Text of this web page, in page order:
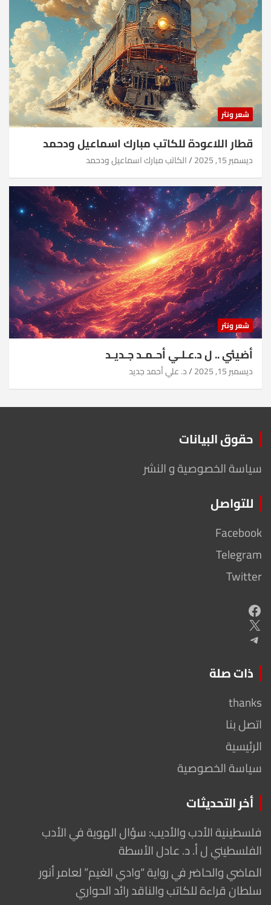
شعر ونثر
قطار اللاعودة للكاتب مبارك اسماعيل ودحمد
ديسمبر 15, 2025 الكاتب مبارك اسماعيل ودحمد
شعر ونثر
أضيئي .. ل د.عـلـي أحـمـد جـديـد
ديسمبر 15, 2025 د. علي أحمد جديد
حقوق البيانات
سياسة الخصوصية و النشر
للتواصل
Facebook
Telegram
Twitter
Facebook
X
Telegram
ذات صلة
thanks
اتصل بنا
الرئيسية
سياسة الخصوصية
أخر التحديثات
فلسطينية الأدب والأديب: سؤال الهوية في الأدب
الفلسطيني ل أ. د. عادل الأسطة
الماضي والحاضر في رواية “وادي الغيم” لعامر أنور
سلطان قراءة للكاتب والناقد رائد الحواري